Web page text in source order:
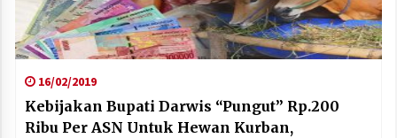
16/02/2019
Kebijakan Bupati Darwis “Pungut” Rp.200
Ribu Per ASN Untuk Hewan Kurban,